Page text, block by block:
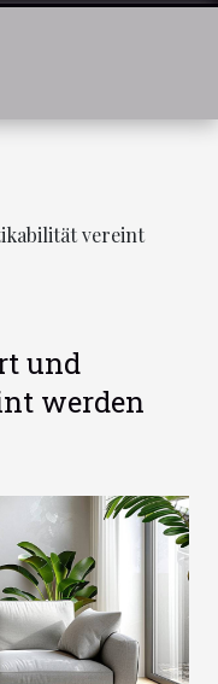
vereint
und
werden